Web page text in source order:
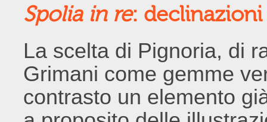
Spolia in re:
La scelta di Pignoria, di
Grimani come gemme
contrasto un elemento